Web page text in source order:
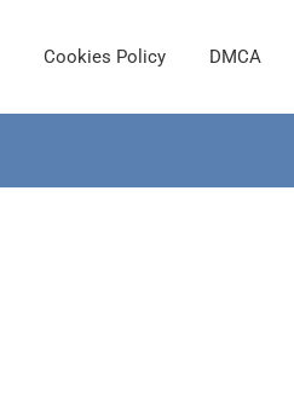
Cookies Policy DMCA